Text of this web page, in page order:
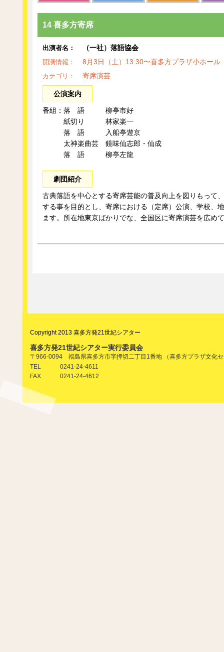
14 喜多方寄席
出演者名： （一社）落語協会
開演情報： 8月3日（土）13:30〜喜多方プラザ小ホール
カテゴリ： 寄席演芸
公演案内
番組：落 語 柳亭市好
紙切り 林家楽一
落 語 入船亭遊京
太神楽曲芸 鏡味仙志郎・仙成
落 語 柳亭左龍
劇団紹介
古典落語を中心とする寄席芸能の普及向上を図りもって
する事を目的とし、寄席における（定席）公演、学校、
ます。所在地東京ばかりでな、全国区に寄席演芸を広め
Copyright 2013 喜多方発21世紀シアター
喜多方発21世紀シアター実行委員会
〒966-0094 福島県喜多方市字押切二丁目1番地 （喜多方プラザ文化
TEL
0241-24-4611
FAX
0241-24-4612